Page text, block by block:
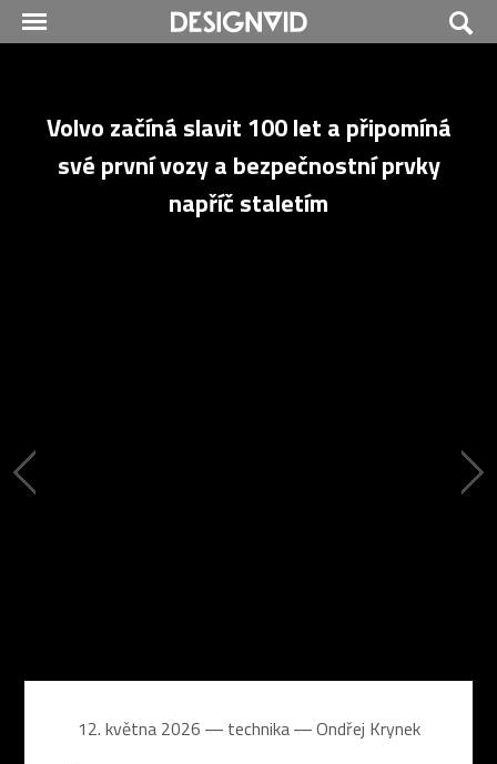
Volvo začíná slavit 100 let a připomíná
své první vozy a bezpečnostní prvky
napříč staletím
12. května 2026 ― technika ―Ondřej Krynek